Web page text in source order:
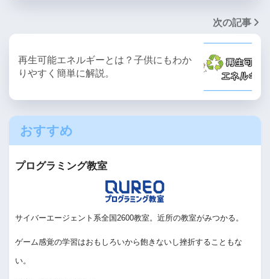
次の記事
再生可能エネルギーとは？子供にもわか
りやすく簡単に解説。
おすすめ
プログラミング教室
サイバーエージェント系全国2600教室。近所の教室がみつかる。
ゲーム感覚の学習はおもしろいから飽きないし挫折することもな
い。